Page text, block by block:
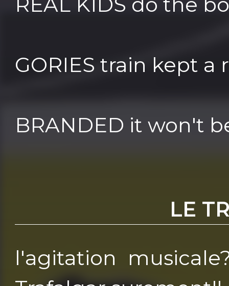
GORIES train kept a
BRANDED it won't
LE
l'agitation